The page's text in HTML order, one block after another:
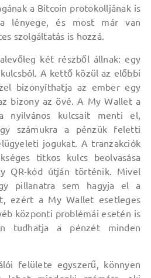
a Bitcoin protokolljának is
lényege, és most már van
szolgáltatás is hozzá.
két részből állnak: egy
A kettő közül az előbbi
bizonyíthatja az ember egy
bizony az övé. A My Wallet a
nyilvános kulcsait menti el,
számukra a pénzük feletti
jogukat. A tranzakciók
titkos kulcs beolvasása
QR-kód útján történik. Mivel
pillanatra sem hagyja el a
ezért a My Wallet esetleges
központi problémái esetén is
tudhatja a pénzét minden
felülete egyszerű, könnyen